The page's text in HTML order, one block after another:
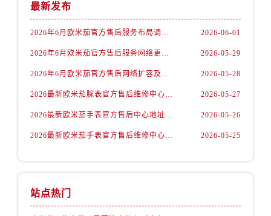
江苏省泰州市海陵区永定东路399号置地商务中心东塔（华润万象城）17层1706室欧米茄售后服务中心（需提前预约）
江苏省徐州市鼓楼区淮海东路29号苏宁广场IFC国际金融中心35层3508室欧米茄售后服务中心（需提前预约）
江苏省盐城市盐都区世纪大道5号盐城金融城写字楼1号楼16层1604室欧米茄售后服务中心（需提前预约）
江西省赣州市章贡区文清路欧米茄售后服务中心（需提前预约）
最新发布
2026年6月欧米茄官方售后服务布局调整完整版（含搬迁与新增） 2026-06-01
2026年6月欧米茄官方售后服务网络更新补充最终版（迁址+新店） 2026-05-29
2026年6月欧米茄官方售后网络扩容及迁址综合通知 2026-05-28
2026最新欧米茄腕表官方售后维修中心网点地址调研报告 2026-05-27
2026最新欧米茄手表官方售后中心地址调研报告 2026-05-26
2026最新欧米茄手表官方售后维修中心地址考察报告 2026-05-25
站点热门